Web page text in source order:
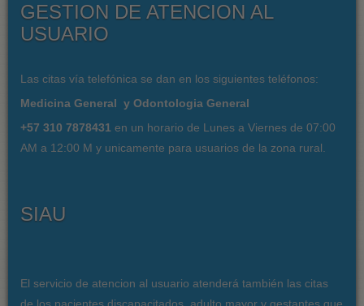
GESTION DE ATENCION AL
USUARIO
Las citas vía telefónica se dan en los siguientes teléfonos:
Medicina General y Odontologia General
+57 310 7878431 en un horario de Lunes a Viernes de 07:00
AM a 12:00 M y unicamente para usuarios de la zona rural.
SIAU
El servicio de atencion al usuario atenderá también las citas